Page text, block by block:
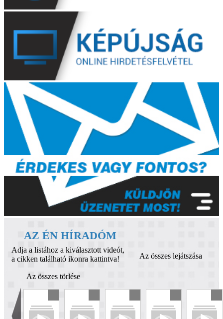
AZ ÉN HÍRADÓM
Adja a listához a kiválasztott videót,
a cikken található ikonra kattintva!
Az összes lejátszása
Az összes törlése